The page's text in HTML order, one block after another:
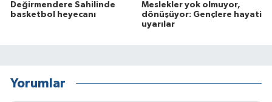
Değirmendere Sahilinde
basketbol heyecanı
Meslekler yok olmuyor,
dönüşüyor: Gençlere hayati
uyarılar
Yorumlar